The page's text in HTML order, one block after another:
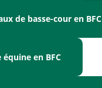
de basse-cour en BFC
en BFC